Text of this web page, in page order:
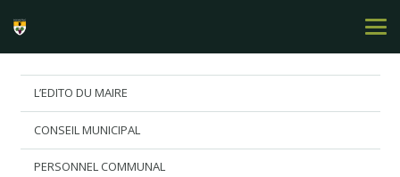
L’EDITO DU MAIRE
CONSEIL MUNICIPAL
PERSONNEL COMMUNAL